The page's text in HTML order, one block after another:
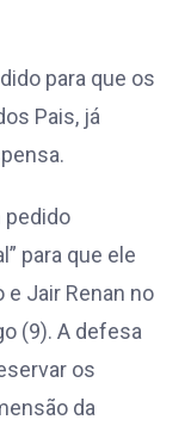
para que os
Pais, já
pedido
para que ele
Jair Renan no
(9). A defesa
os
da